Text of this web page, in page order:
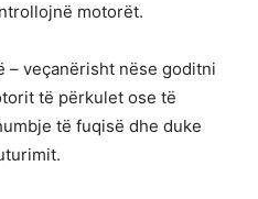
motorët.
– veçanërisht nëse goditni
të përkulet ose të
të fuqisë dhe duke